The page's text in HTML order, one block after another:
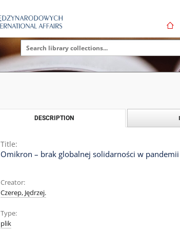
DESCRIPTION
Title:
Omikron – brak globalnej solidarności w pandemii
Creator:
Czerep, Jędrzej.
Type:
plik